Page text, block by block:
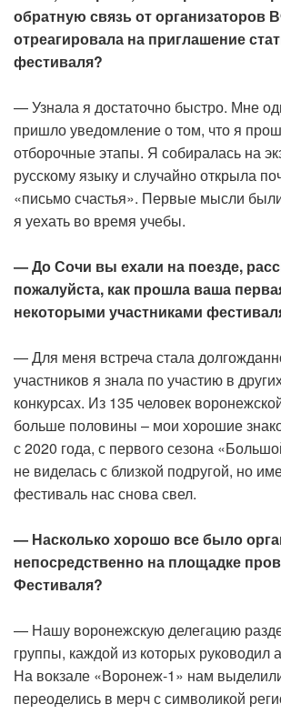
обратную связь от организаторов
отреагировала на приглашение
фестиваля?
— Узнала я достаточно быстро. Мне
пришло уведомление о том, что я
отборочные этапы. Я собиралась на
русскому языку и случайно открыла
«письмо счастья». Первые мысли
я уехать во время учебы.
— До Сочи вы ехали на поезде,
пожалуйста, как прошла ваша
некоторыми участниками
— Для меня встреча стала
участников я знала по участию в
конкурсах. Из 135 человек
больше половины – мои хорошие
с 2020 года, с первого сезона
не виделась с близкой подругой, но
фестиваль нас снова свел.
— Насколько хорошо все было
непосредственно на площадке
Фестиваля?
— Нашу воронежскую делегацию
группы, каждой из которых руководил
На вокзале «Воронеж-1» нам
переоделись в мерч с символикой